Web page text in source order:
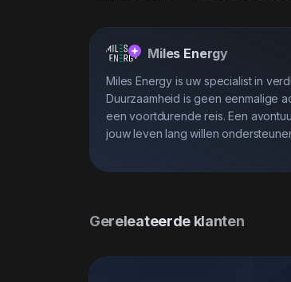
Miles Energy
Miles Energy is uw specialist in
Duurzaamheid is geen eenmalige
een voortdurende reis. Een
jouw leven lang willen
Gereleateerde klanten